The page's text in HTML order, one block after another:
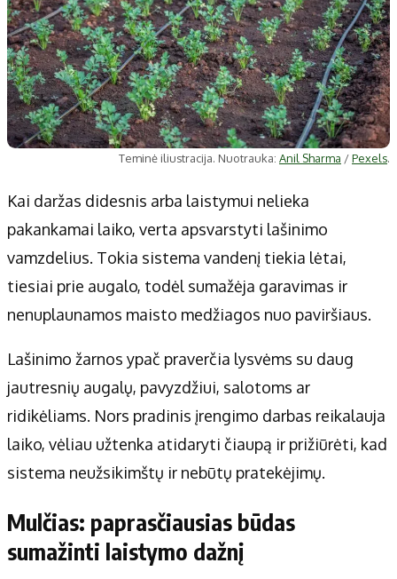
Teminė iliustracija. Nuotrauka: Anil Sharma /Pexels.
Kai daržas didesnis arba laistymui nelieka
pakankamai laiko, verta apsvarstyti lašinimo
vamzdelius. Tokia sistema vandenį tiekia lėtai,
tiesiai prie augalo, todėl sumažėja garavimas ir
nenuplaunamos maisto medžiagos nuo paviršiaus.
Lašinimo žarnos ypač praverčia lysvėms su daug
jautresnių augalų, pavyzdžiui, salotoms ar
ridikėliams. Nors pradinis įrengimo darbas reikalauja
laiko, vėliau užtenka atidaryti čiaupą ir prižiūrėti, kad
sistema neužsikimštų ir nebūtų pratekėjimų.
Mulčias: paprasčiausias būdas
sumažinti laistymo dažnį